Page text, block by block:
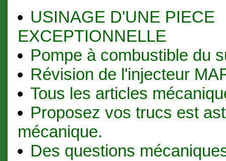
USINAGE D'UNE PIECE
EXCEPTIONNELLE
Pompe à combustible du
Révision de l'injecteur
Tous les articles
Proposez vos trucs est
mécanique.
Des questions